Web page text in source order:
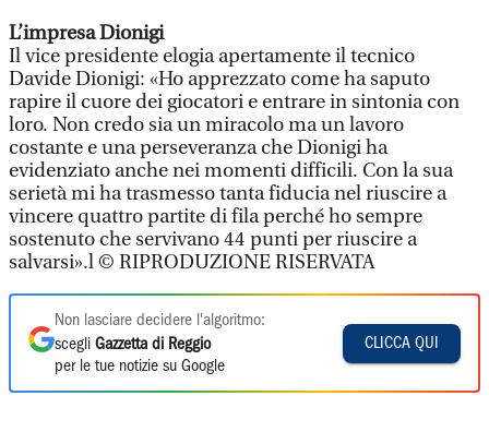
L’impresa Dionigi
Il vice presidente elogia apertamente il tecnico
Davide Dionigi: «Ho apprezzato come ha saputo
rapire il cuore dei giocatori e entrare in sintonia con
loro. Non credo sia un miracolo ma un lavoro
costante e una perseveranza che Dionigi ha
evidenziato anche nei momenti difficili. Con la sua
serietà mi ha trasmesso tanta fiducia nel riuscire a
vincere quattro partite di fila perché ho sempre
sostenuto che servivano 44 punti per riuscire a
salvarsi».l © RIPRODUZIONE RISERVATA
Non lasciare decidere l'algoritmo:
scegli Gazzetta di Reggio
per le tue notizie su Google
CLICCA QUI